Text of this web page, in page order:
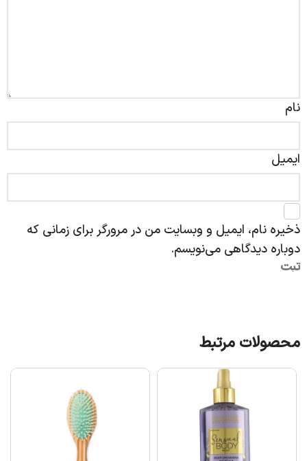
نام
ایمیل
ذخیره نام، ایمیل و وبسایت من در مرورگر برای زمانی که
دوباره دیدگاهی می‌نویسم.
محصولات مرتبط